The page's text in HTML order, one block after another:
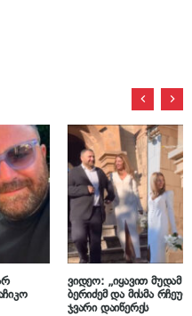
ვიდეო: „იყავით მუდამ
ბერიძემ და მისმა
ჯვარი დაიწერეს